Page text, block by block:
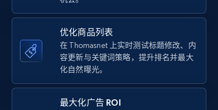
using sku numbers
URL, Final price, Sku, Currency, Gtin,
Specifications, Image urls, Top reviews, and
more.
874+
优化商品列表
在 Thomasnet 上实时测试标题修改、内
容更新与关键词策略，提升排名并最大
化自然曝光。
最大化广告 ROI